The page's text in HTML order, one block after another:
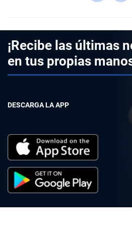
¡Recibe las últimas
en tus propias
DESCARGA LA APP